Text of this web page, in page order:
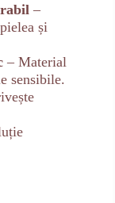
–
și
– Material
sensibile.